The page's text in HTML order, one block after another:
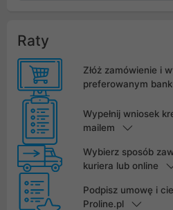
Raty
Złóż zamówienie i
preferowanym
Wypełnij wniosek
mailem
Wybierz sposób
kuriera lub online
Podpisz umowę i
Proline.pl